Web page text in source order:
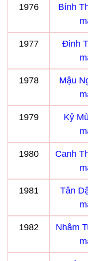
1976
Bính
1977
Đinh
1978
Mậu
1979
Kỷ
1980
Canh
1981
Tân
1982
Nhâm